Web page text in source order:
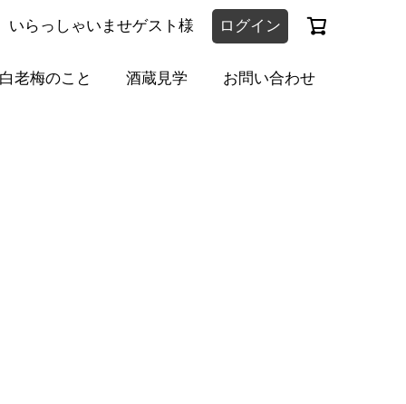
いらっしゃいませゲスト様 ログイン
老梅のこと 酒蔵見学 お問い合わせ